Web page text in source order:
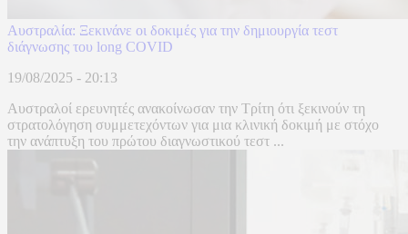
Αυστραλία: Ξεκινάνε οι δοκιμές για την δημιουργία τεστ
διάγνωσης του long COVID
19/08/2025 - 20:13
Αυστραλοί ερευνητές ανακοίνωσαν την Τρίτη ότι ξεκινούν τη
στρατολόγηση συμμετεχόντων για μια κλινική δοκιμή με στόχο
την ανάπτυξη του πρώτου διαγνωστικού τεστ ...